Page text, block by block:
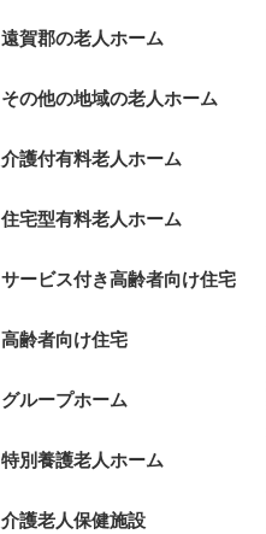
遠賀郡の老人ホーム
その他の地域の老人ホーム
介護付有料老人ホーム
住宅型有料老人ホーム
サービス付き高齢者向け住宅
高齢者向け住宅
グループホーム
特別養護老人ホーム
介護老人保健施設